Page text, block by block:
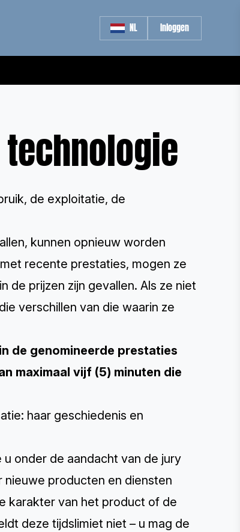
NL Inloggen
de exploitatie, de
kunnen opnieuw worden
recente prestaties, mogen ze
de prijzen zijn gevallen. Als ze niet
verschillen van die waarin ze
de genomineerde prestaties
maximaal vijf (5) minuten die
haar geschiedenis en
onder de aandacht van de jury
nieuwe producten en diensten
karakter van het product of de
deze tijdslimiet niet – u mag de